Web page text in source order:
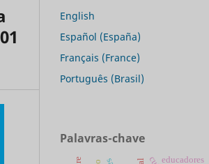
English
Español (España)
Français (France)
Português (Brasil)
Palavras-chave
educadores